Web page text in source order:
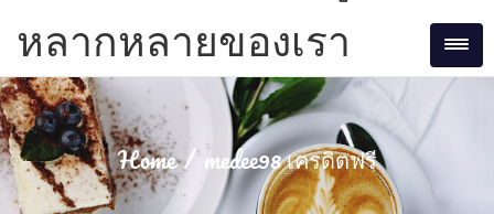
หลากหลายของเรา
Home medee98 เครดิตฟรี